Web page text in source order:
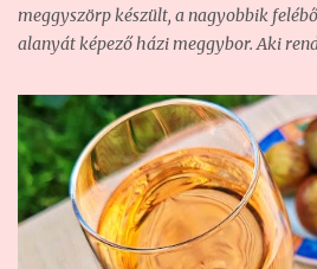
meggyszörp készült, a nagyobbik
alanyát képező házi meggybor. Aki
hiszen ha nem is túl sűrűn, de azért
ezzel is. Olyannyira, hogy hasonló
vadgyümölcsből készült (
csemegebor ) . Most szintén egy
én, sem a feleségem nem szeretjük a
főképp nem, ha gyümölcsborról van